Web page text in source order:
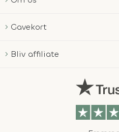
Gavekort
Bliv affiliate